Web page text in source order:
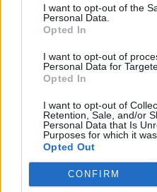
I want to opt-out of the
Personal Data.
Opted In
I want to opt-out of
Personal Data for
Opted In
I want to opt-out of
Retention, Sale, and/or
Personal Data that Is
Purposes for which it
Opted Out
CONFIRM
Christoph Marti, Fotograf & Begleitung
Neue Mode braucht das Land.
@said.officiall& Amadou,
Marc Oliver Stöcklin